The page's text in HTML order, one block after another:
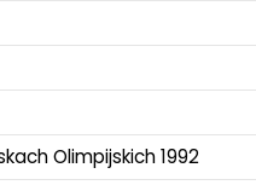
Olimpijskich 1992